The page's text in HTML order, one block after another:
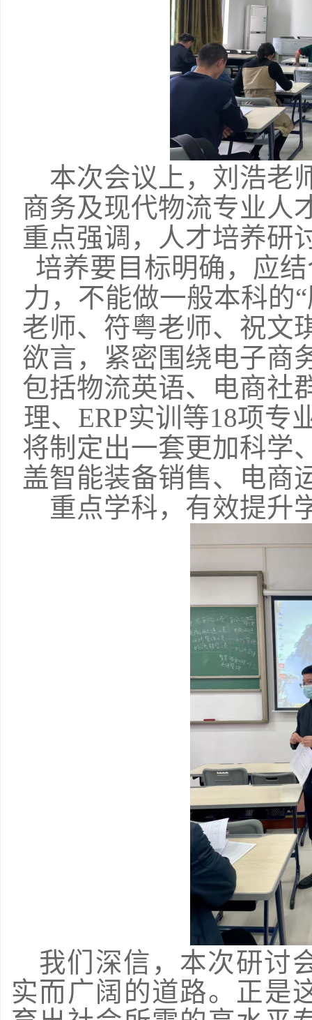
本次会议上，刘浩老
商务及现代物流专业人
重点强调，人才培养研
培养要目标明确，应
力，不能做一般本科的
老师、符粤老师、祝文
欲言，紧密围绕电子商
包括物流英语、电商社
理、ERP实训等18项专
将制定出一套更加科学
盖智能装备销售、电商
重点学科，有效提升
我们深信，本次研讨
实而广阔的道路。正是